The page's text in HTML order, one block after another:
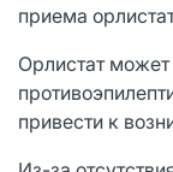
приема
Орлистат
привести к